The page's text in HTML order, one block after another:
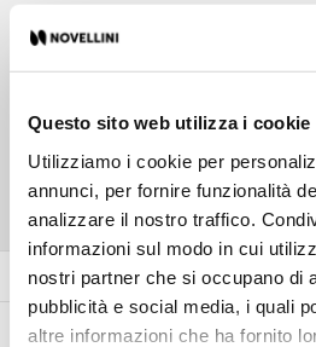
Questo sito web utilizza i cookie
Utilizziamo i cookie per
annunci, per fornire funzionalità
analizzare il nostro traffico.
informazioni sul modo in cui
nostri partner che si occupano di
pubblicità e social media, i quali
altre informazioni che ha fornito
Esperienza emozionale e sensoriale
diffusore di aromi.
Colore
Vetro